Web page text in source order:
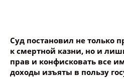
Суд постановил не только
к смертной казни, но и
прав и конфисковать все
доходы изъяты в пользу